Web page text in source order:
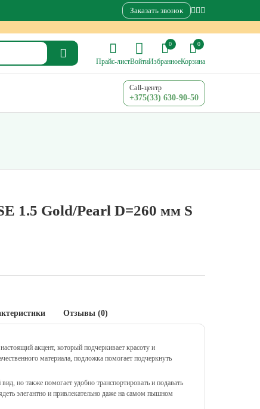
Заказать звонок
Прайс-листВойти
0
Избранное
0
Корзина
Call-центр
+375(33) 630-90-50
1.5 Gold/Pearl D=260 мм S
Отзывы (0)
акцент, который подчеркивает красоту и
материала, подложка помогает подчеркнуть
но также помогает удобно транспортировать и подавать
элегантно и привлекательно даже на самом пышном